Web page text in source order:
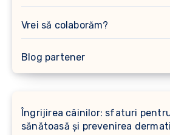
Vrei să colaborăm?
Blog partener
Îngrijirea câinilor: sfaturi
sănătoasă și prevenirea